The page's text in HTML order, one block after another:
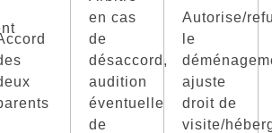
en cas
de
désaccord,
audition
éventuelle
de
Autorise/
le
ajuste
droit de
visite/